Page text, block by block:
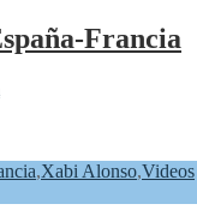
Francia
,Xabi Alonso,Videos